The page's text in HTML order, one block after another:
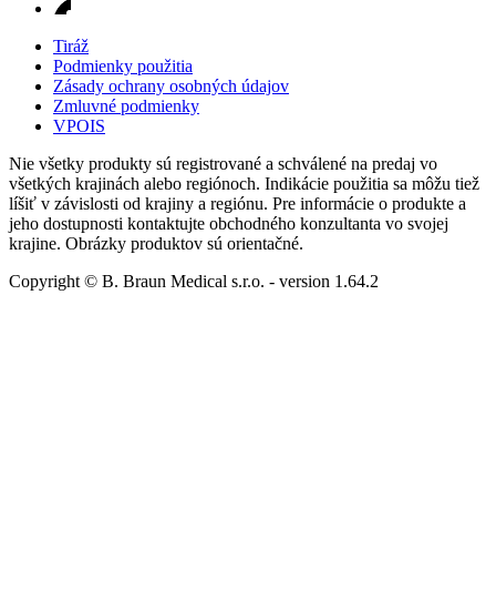
Tiráž
Podmienky použitia
Zásady ochrany osobných údajov
Zmluvné podmienky
VPOIS
Nie všetky produkty sú registrované a schválené na predaj vo
všetkých krajinách alebo regiónoch. Indikácie použitia sa môžu tiež
líšiť v závislosti od krajiny a regiónu. Pre informácie o produkte a
jeho dostupnosti kontaktujte obchodného konzultanta vo svojej
krajine. Obrázky produktov sú orientačné.
Copyright © B. Braun Medical s.r.o. - version 1.64.2